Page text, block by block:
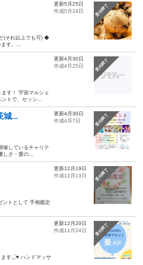
受付終了
(それ以上でも可) ◆
す。...
更新5月25日
作成5月24日
受付終了
す！ 宇宙マルシェ
トで、セッシ...
更新4月30日
作成4月25日
受付終了
城...
催しているチャリテ
さ・愛の...
更新4月30日
作成4月7日
受付終了
ントとして 手相鑑定
更新12月19日
作成12月13日
受付終了
ます◡̈♥︎ ハンドマッサ
更新12月20日
作成11月24日